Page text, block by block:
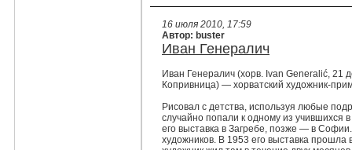
16 июля 2010, 17:59
Автор: buster
Иван Генералич
Иван Генералич (хорв. Ivan Generalić,
Копривница) — хорватский художник-
Рисовал с детства, используя любые
случайно попали к одному из учившихся
его выставка в Загребе, позже — в
художников. В 1953 его выставка